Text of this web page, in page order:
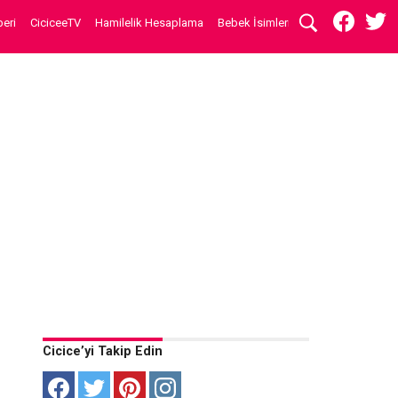
CiciceeTV Hamilelik Hesaplama Bebek İsimleri
Cicice’yi Takip Edin